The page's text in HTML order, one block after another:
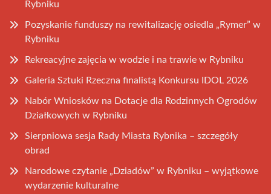
Rybniku
Pozyskanie funduszy na rewitalizację osiedla „Rymer” w
Rybniku
Rekreacyjne zajęcia w wodzie i na trawie w Rybniku
Galeria Sztuki Rzeczna finalistą Konkursu IDOL 2026
Nabór Wniosków na Dotacje dla Rodzinnych Ogrodów
Działkowych w Rybniku
Sierpniowa sesja Rady Miasta Rybnika – szczegóły
obrad
Narodowe czytanie „Dziadów” w Rybniku – wyjątkowe
wydarzenie kulturalne